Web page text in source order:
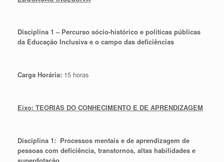
Disciplina 1 – Percurso sócio-histórico e políticas públicas
da Educação Inclusiva e o campo das deficiências
Carga Horária: 15 horas
Eixo: TEORIAS DO CONHECIMENTO E DE APRENDIZAGEM
Disciplina 1: Processos mentais e de aprendizagem de
pessoas com deficiência, transtornos, altas habilidades e